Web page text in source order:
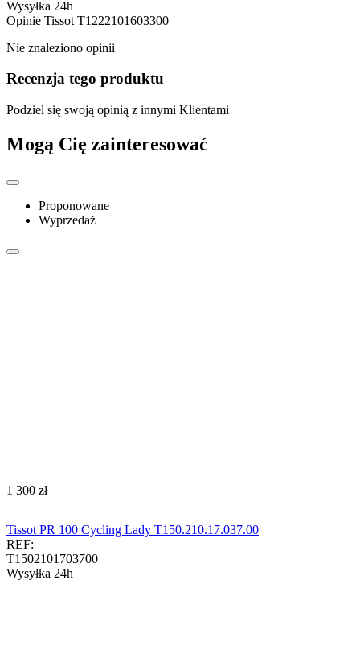
Wysyłka 24h
Opinie Tissot T1222101603300
Nie znaleziono opinii
Recenzja tego produktu
Podziel się swoją opinią z innymi Klientami
Mogą Cię zainteresować
Proponowane
Wyprzedaż
‍1 300‍ zł
Tissot PR 100 Cycling Lady T150.210.17.037.00
REF:
T1502101703700
Wysyłka 24h